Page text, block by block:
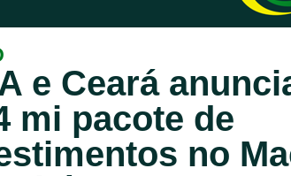
e Ceará
mi pacote de
no